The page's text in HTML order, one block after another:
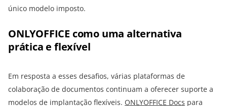
único modelo imposto.
ONLYOFFICE como uma alternativa
prática e flexível
Em resposta a esses desafios, várias plataformas de
colaboração de documentos continuam a oferecer suporte a
modelos de implantação flexíveis. ONLYOFFICE Docs para